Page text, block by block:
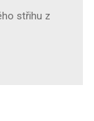
střihu z